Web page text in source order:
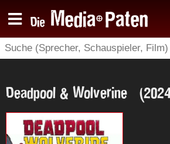
Deadpool & Wolverine